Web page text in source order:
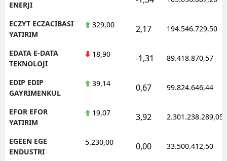
ENERJI
ECZYT ECZACIBASI
YATIRIM
329,00 2,17 194.546.729,50
EDATA E-DATA
TEKNOLOJI
18,90 -1,31 89.418.870,57
EDIP EDIP
GAYRIMENKUL
39,14 0,67 99.824.646,44
EFOR EFOR
YATIRIM
19,07 3,92 2.301.238.289,05
EGEEN EGE
ENDUSTRI
5.230,00 0,00 33.500.412,50